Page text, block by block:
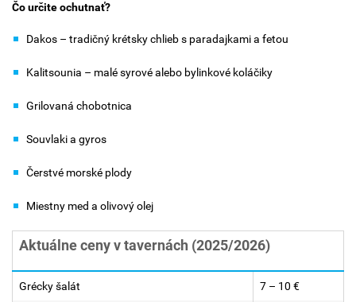
Čo určite ochutnať?
Dakos – tradičný krétsky chlieb s paradajkami a fetou
Kalitsounia – malé syrové alebo bylinkové koláčiky
Grilovaná chobotnica
Souvlaki a gyros
Čerstvé morské plody
Miestny med a olivový olej
Aktuálne ceny v tavernách (2025/2026)
Grécky šalát 7 – 10 €